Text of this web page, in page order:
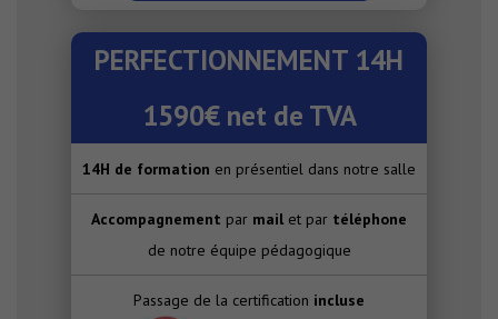
PERFECTIONNEMENT 14H
1590€ net de TVA
14H de formation en présentiel dans notre salle
Accompagnement par mail et par téléphone
de notre équipe pédagogique
Passage de la certification incluse